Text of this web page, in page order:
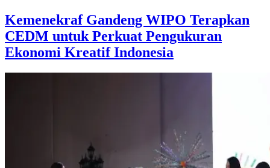
Kemenekraf Gandeng WIPO Terapkan
CEDM untuk Perkuat Pengukuran
Ekonomi Kreatif Indonesia